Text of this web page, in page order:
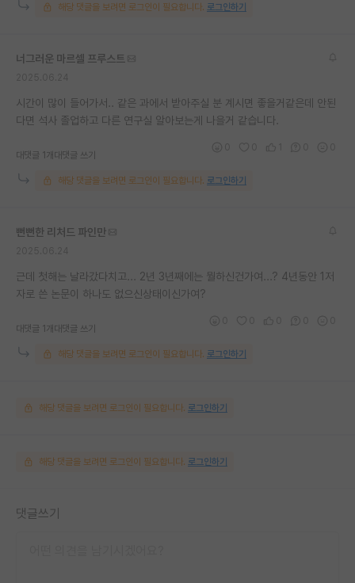
해당 댓글을 보려면 로그인이 필요합니다. 로그인하기
너그러운 마르셀 프루스트
시간이 많이 들어가서.. 같은 과에서 받아주실 분 계시면 좋을거같은데 안된
다면 석사 졸업하고 다른 연구실 알아보는게 나을거 같습니다.
대댓글 1개 대댓글 쓰기
해당 댓글을 보려면 로그인이 필요합니다. 로그인하기
뻔뻔한 리처드 파인만
근데 첫해는 날라갔다치고... 2년 3년째에는 뭘하신건가여...? 4년동안 1저
자로 쓴 논문이 하나도 없으신상태이신가여?
대댓글 1개 대댓글 쓰기
해당 댓글을 보려면 로그인이 필요합니다. 로그인하기
해당 댓글을 보려면 로그인이 필요합니다. 로그인하기
해당 댓글을 보려면 로그인이 필요합니다. 로그인하기
댓글쓰기